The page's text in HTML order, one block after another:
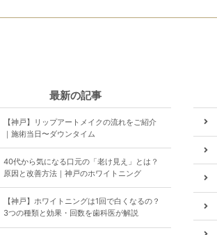
最新の記事
【神戸】リップアートメイクの流れをご紹介
｜施術当日〜ダウンタイム
40代から気になる口元の「老け見え」とは？
原因と改善方法｜神戸のホワイトニング
【神戸】ホワイトニングは1回で白くなるの？
3つの種類と効果・回数を歯科医が解説